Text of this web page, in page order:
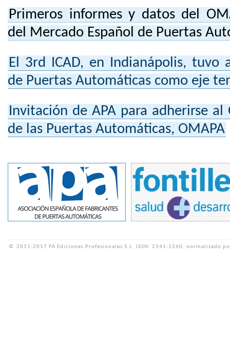
Primeros informes y datos del
del Mercado Español de Puertas
El 3rd ICAD, en Indianápolis, tuvo
de Puertas Automáticas como eje
Invitación de APA para adherirse
de las Puertas Automáticas, OMAPA
© 2011-2017 PA Ediciones Profesionales S.L. ISSN: 2341-1260, normalizado